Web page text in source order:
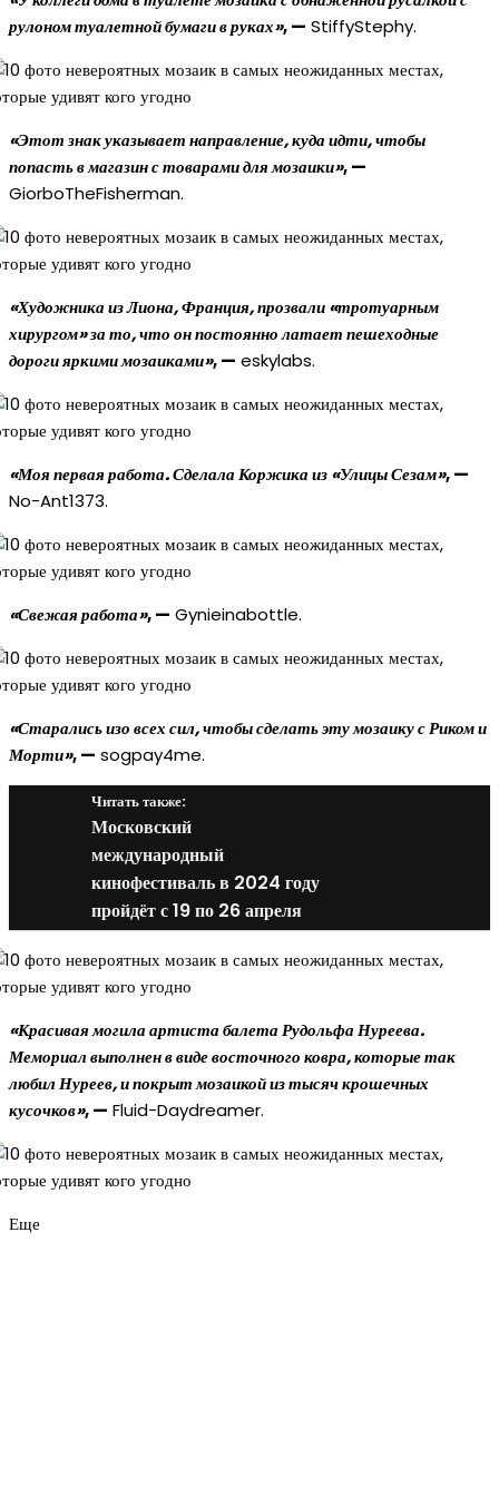
рулоном туалетной бумаги в руках», — StiffyStephy.
«Этот знак указывает направление, куда идти, чтобы
попасть в магазин с товарами для мозаики», —
GiorboTheFisherman.
«Художника из Лиона, Франция, прозвали «тротуарным
хирургом» за то, что он постоянно латает пешеходные
дороги яркими мозаиками», — eskylabs.
«Моя первая работа. Сделала Коржика из «Улицы Сезам», —
No-Ant1373.
«Свежая работа», — Gynieinabottle.
«Старались изо всех сил, чтобы сделать эту мозаику с Риком и
Морти», — sogpay4me.
Читать также:
Московский
международный
кинофестиваль в 2024 году
пройдёт с 19 по 26 апреля
«Красивая могила артиста балета Рудольфа Нуреева.
Мемориал выполнен в виде восточного ковра, которые так
любил Нуреев, и покрыт мозаикой из тысяч крошечных
кусочков», — Fluid-Daydreamer.
Еще